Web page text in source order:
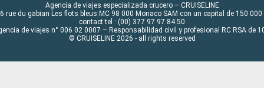
Agencia de viajes especializada crucero – CRUISELINE
rue du gabian Les flots bleus MC 98 000 Monaco SAM con un capital de 150 000
contact tel : (00) 377 97 97 84 50
de viajes n° 006 02 0007 – Responsabilidad civil y profesional RC RSA de
© CRUISELINE 2026 - all rights reserved